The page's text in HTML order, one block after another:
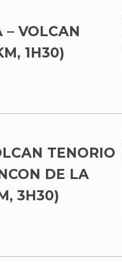
– VOLCAN
1H30)
TENORIO
DE LA
3H30)